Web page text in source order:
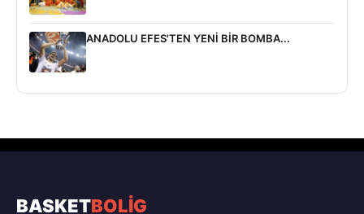
ANADOLU EFES'TEN YENİ BİR BOMBA...
BASKETBOLİG